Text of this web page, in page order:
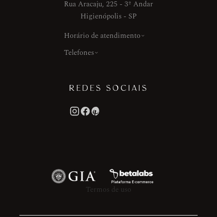
Rua Aracaju, 225 - 3º Andar
Higienópolis - SP
Horário de atendimento
Telefones
REDES SOCIAIS
Termos de uso